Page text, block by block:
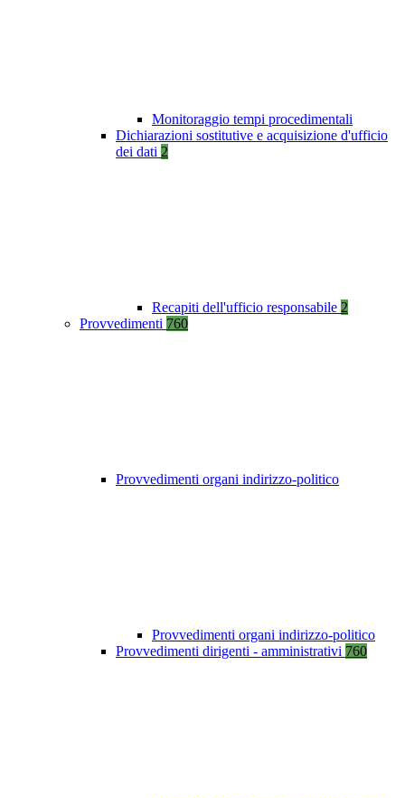
Monitoraggio tempi procedimentali
Dichiarazioni sostitutive e acquisizione d'ufficio
dei dati 2
Recapiti dell'ufficio responsabile 2
Provvedimenti 760
Provvedimenti organi indirizzo-politico
Provvedimenti organi indirizzo-politico
Provvedimenti dirigenti - amministrativi 760